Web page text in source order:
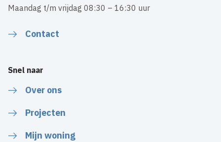
Maandag t/m vrijdag 08:30 – 16:30 uur
Contact
Snel naar
Over ons
Projecten
Mijn woning